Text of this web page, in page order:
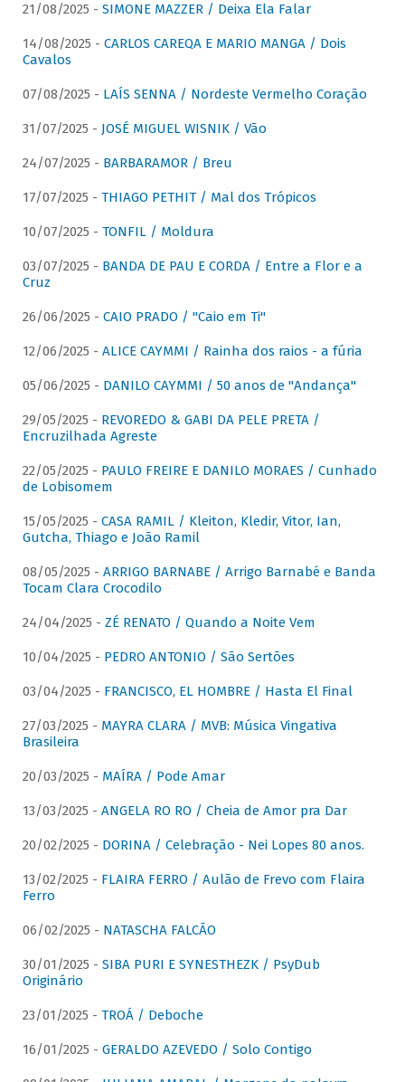
21/08/2025 - SIMONE MAZZER / Deixa Ela Falar
14/08/2025 - CARLOS CAREQA E MARIO MANGA / Dois
Cavalos
07/08/2025 - LAÍS SENNA / Nordeste Vermelho Coração
31/07/2025 - JOSÉ MIGUEL WISNIK / Vão
24/07/2025 - BARBARAMOR / Breu
17/07/2025 - THIAGO PETHIT / Mal dos Trópicos
10/07/2025 - TONFIL / Moldura
03/07/2025 - BANDA DE PAU E CORDA / Entre a Flor e a
Cruz
26/06/2025 - CAIO PRADO / "Caio em Ti"
12/06/2025 - ALICE CAYMMI / Rainha dos raios - a fúria
05/06/2025 - DANILO CAYMMI / 50 anos de "Andança"
29/05/2025 - REVOREDO & GABI DA PELE PRETA /
Encruzilhada Agreste
22/05/2025 - PAULO FREIRE E DANILO MORAES / Cunhado
de Lobisomem
15/05/2025 - CASA RAMIL / Kleiton, Kledir, Vitor, Ian,
Gutcha, Thiago e João Ramil
08/05/2025 - ARRIGO BARNABE / Arrigo Barnabé e Banda
Tocam Clara Crocodilo
24/04/2025 - ZÉ RENATO / Quando a Noite Vem
10/04/2025 - PEDRO ANTONIO / São Sertões
03/04/2025 - FRANCISCO, EL HOMBRE / Hasta El Final
27/03/2025 - MAYRA CLARA / MVB: Música Vingativa
Brasileira
20/03/2025 - MAÍRA / Pode Amar
13/03/2025 - ANGELA RO RO / Cheia de Amor pra Dar
20/02/2025 - DORINA / Celebração - Nei Lopes 80 anos.
13/02/2025 - FLAIRA FERRO / Aulão de Frevo com Flaira
Ferro
06/02/2025 - NATASCHA FALCÃO
30/01/2025 - SIBA PURI E SYNESTHEZK / PsyDub
Originário
23/01/2025 - TROÁ / Deboche
16/01/2025 - GERALDO AZEVEDO / Solo Contigo